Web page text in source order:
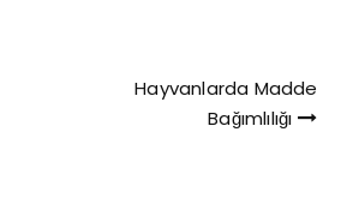
Hayvanlarda Madde
Bağımlılığı